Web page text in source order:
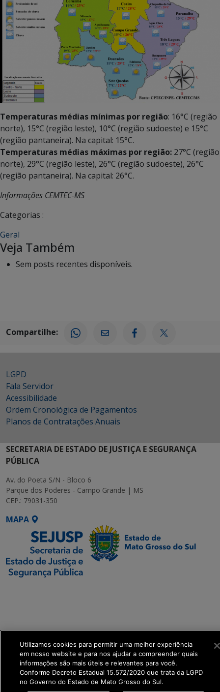
Temperaturas médias mínimas por região: 16°C (região
norte), 15°C (região leste), 10°C (região sudoeste) e 15°C
(região pantaneira). Na capital: 15°C.
Temperaturas médias máximas por região: 27°C (região
norte), 29°C (região leste), 26°C (região sudoeste), 26°C
(região pantaneira). Na capital: 26°C.
Informações CEMTEC-MS
Categorias :
Geral
Veja Também
Sem posts recentes disponíveis.
Compartilhe:
LGPD
Fala Servidor
Acessibilidade
Ordem Cronológica de Pagamentos
Planos de Contratações Anuais
SECRETARIA DE ESTADO DE JUSTIÇA E SEGURANÇA
PÚBLICA
Av. do Poeta S/N - Bloco 6
Parque dos Poderes - Campo Grande | MS
CEP.: 79031-350
MAPA
Utilizamos cookies para permitir uma melhor experiência
em nosso website e para nos ajudar a compreender quais
informações são mais úteis e relevantes para você.
Conforme Decreto Estadual 15.572/2020 que trata da LGPD
no Governo do Estado de Mato Grosso do Sul.